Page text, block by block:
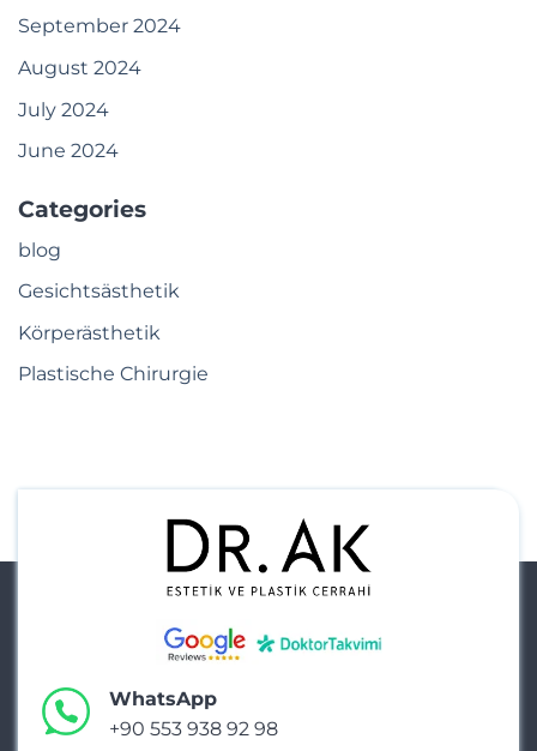
September 2024
August 2024
July 2024
June 2024
Categories
blog
Gesichtsästhetik
Körperästhetik
Plastische Chirurgie
WhatsApp
+90 553 938 92 98